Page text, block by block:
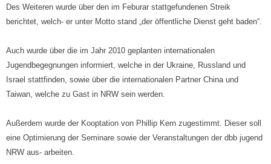
Des Weiteren wurde über den im Feburar stattgefundenen Streik
berichtet, welch- er unter Motto stand „der öffentliche Dienst geht baden“.
Auch wurde über die im Jahr 2010 geplanten internationalen
Jugendbegegnungen informiert, welche in der Ukraine, Russland und
Israel stattfinden, sowie über die internationalen Partner China und
Taiwan, welche zu Gast in NRW sein werden.
Außerdem wurde der Kooptation von Phillip Kern zugestimmt. Dieser soll
eine Optimierung der Seminare sowie der Veranstaltungen der dbb jugend
NRW aus- arbeiten.